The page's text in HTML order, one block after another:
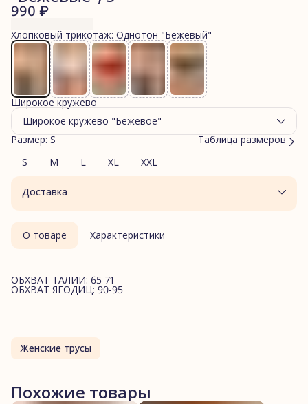
990 ₽
Хлопковый трикотаж: Однотон "Бежевый"
Широкое кружево
Широкое кружево "Бежевое"
Размер: S
Таблица размеров
S
M L XL XXL
Доставка
О товаре Характеристики
ОБХВАТ ТАЛИИ: 65-71
ОБХВАТ ЯГОДИЦ: 90-95
Женские трусы
Похожие товары